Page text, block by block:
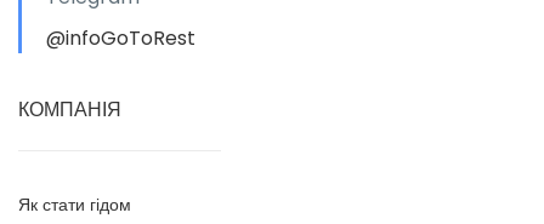
@infoGoToRest
КОМПАНІЯ
Як стати гідом